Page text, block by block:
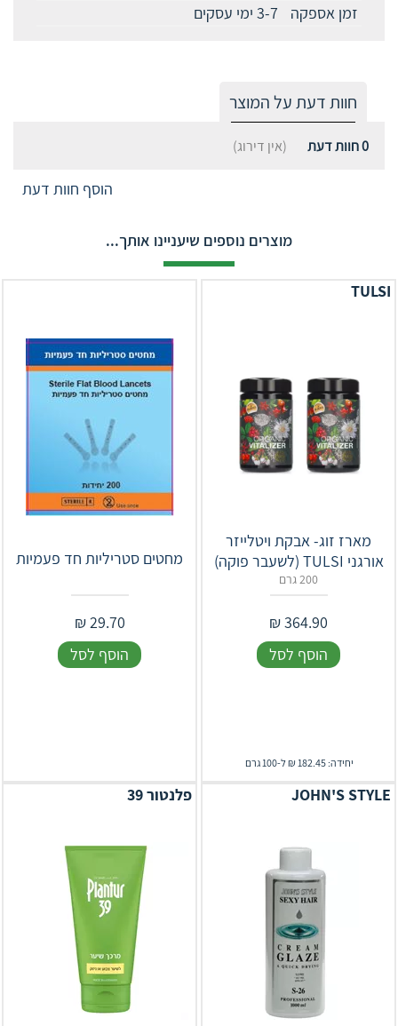
זמן אספקה
3-7 ימי עסקים
חוות דעת על המוצר
0חוות דעת (אין דירוג)
הוסף חוות דעת
מוצרים נוספים שיעניינו אותך...
TULSI
מארז זוג- אבקת ויטלייזר
אורגני TULSI (לשעבר פוקה)
200 גרם
364.90
₪
הוסף לסל
יחידה: 182.45 ₪ ל-100 גרם
מחטים סטריליות חד פעמיות
29.70
₪
הוסף לסל
JOHN'S STYLE פלנטור 39